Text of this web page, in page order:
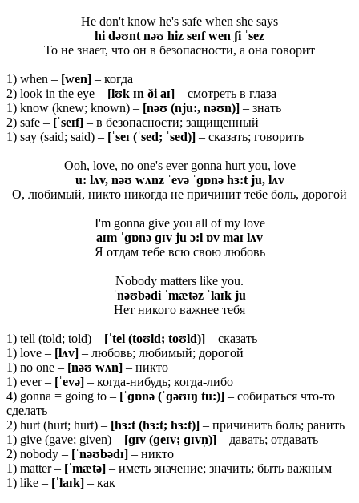
He don't know he's safe when she says
hi dəʊnt nəʊ hiz seɪf wen ʃi ˈsez
То не знает, что он в безопасности, а она говорит
1) when – [wen] – когда
2) look in the eye – [lʊk ɪn ði aɪ] – смотреть в глаза
1) know (knew; known) – [nəʊ (nju:, nəʊn)] – знать
2) safe – [ˈseɪf] – в безопасности; защищенный
1) say (said; said) – [ˈseɪ (ˈsed; ˈsed)] – сказать; говорить
Ooh, love, no one's ever gonna hurt you, love
u: lʌv, nəʊ wʌnz ˈevə ˈɡɒnə hɜ:t ju, lʌv
О, любимый, никто никогда не причинит тебе боль, дорогой
I'm gonna give you all of my love
aɪm ˈɡɒnə ɡɪv ju ɔ:l ɒv maɪ lʌv
Я отдам тебе всю свою любовь
Nobody matters like you.
ˈnəʊbədi ˈmætəz ˈlaɪk ju
Нет никого важнее тебя
1) tell (told; told) – [ˈtel (toʊld; toʊld)] – сказать
1) love – [lʌv] – любовь; любимый; дорогой
1) no one – [nəʊ wʌn] – никто
1) ever – [ˈevə] – когда-нибудь; когда-либо
4) gonna = going to – [ˈɡɒnə (ˈɡəʊɪŋ tu:)] – собираться что-то
сделать
2) hurt (hurt; hurt) – [hɜ:t (hɜ:t; hɜ:t)] – причинить боль; ранить
1) give (gave; given) – [ɡɪv (ɡeɪv; ɡɪvn̩)] – давать; отдавать
2) nobody – [ˈnəʊbədɪ] – никто
1) matter – [ˈmætə] – иметь значение; значить; быть важным
1) like – [ˈlaɪk] – как